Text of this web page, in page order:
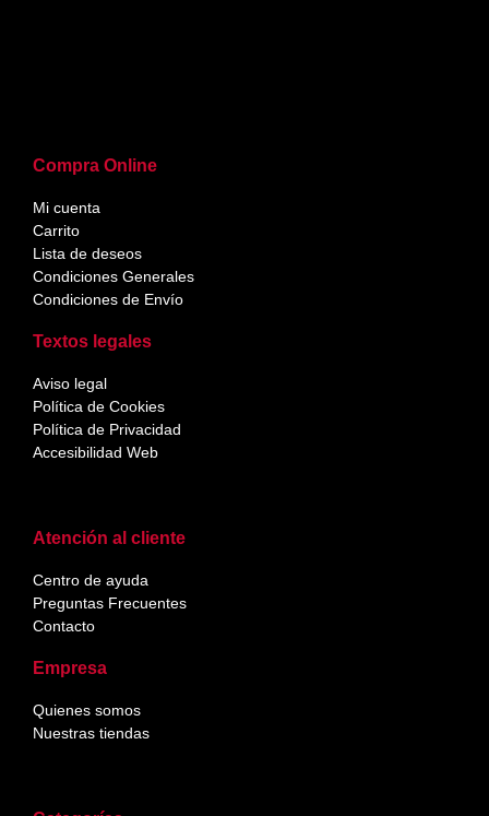
Atención al cliente
Centro de ayuda
Preguntas Frecuentes
Contacto
Empresa
Quienes somos
Nuestras tiendas
Compra Online
Mi cuenta
Carrito
Lista de deseos
Condiciones Generales
Condiciones de Envío
Textos legales
Aviso legal
Política de Cookies
Política de Privacidad
Accesibilidad Web